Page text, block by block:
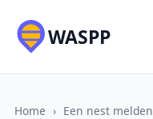
WASPP
Home › Een nest melden